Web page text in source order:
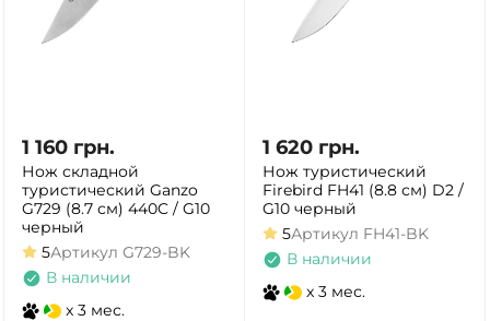
1 160 грн.
Нож складной
туристический Ganzo
G729 (8.7 см) 440C / G10
черный
5Артикул G729-BK
В наличии
x 3 мес.
1 620 грн.
Нож туристический
Firebird FH41 (8.8 см) D2 /
G10 черный
5Артикул FH41-BK
В наличии
x 3 мес.